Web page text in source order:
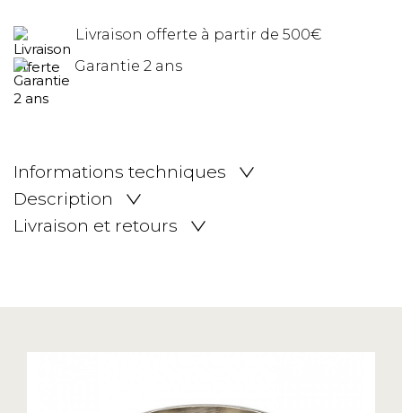
Livraison offerte à partir de 500€
Garantie 2 ans
Informations techniques
Description
Livraison et retours